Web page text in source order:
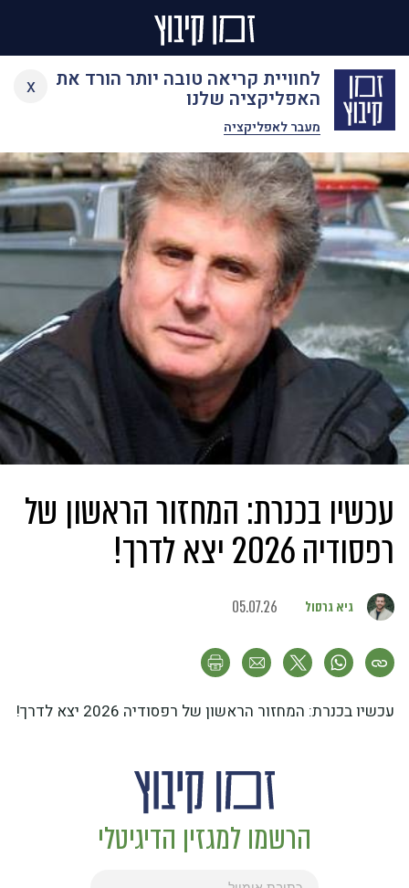
לחוויית קריאה טובה יותר הורד את
האפליקציה שלנו
מעבר לאפליקציה
x
Skip
content
עכשיו בכנרת: המחזור הראשון של
רפסודיה 2026 יצא לדרך!
גיא גרסול 05.07.26
עכשיו בכנרת: המחזור הראשון של רפסודיה 2026 יצא לדרך!
הרשמו למגזין הדיגיטלי